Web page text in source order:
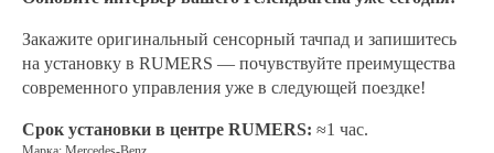
Закажите оригинальный сенсорный тачпад и запишитесь
на установку в RUMERS — почувствуйте преимущества
современного управления уже в следующей поездке!
Срок установки в центре RUMERS: ≈1 час.